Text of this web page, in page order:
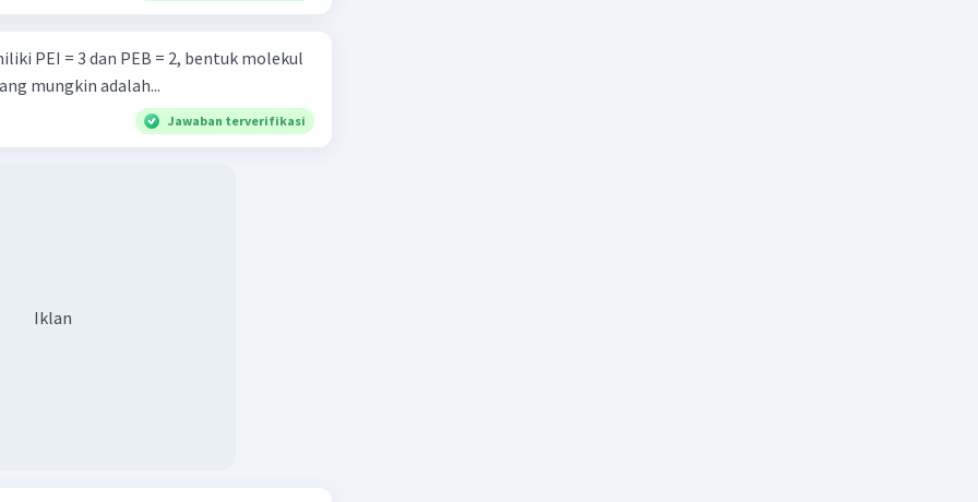
PEI = 3 dan PEB = 2, bentuk molekul
mungkin adalah...
Jawaban terverifikasi
Iklan